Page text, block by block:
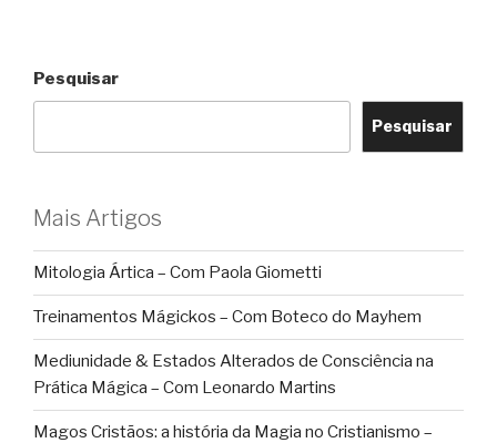
Pesquisar
Pesquisar
Mais Artigos
Mitologia Ártica – Com Paola Giometti
Treinamentos Mágickos – Com Boteco do Mayhem
Mediunidade & Estados Alterados de Consciência na
Prática Mágica – Com Leonardo Martins
Magos Cristãos: a história da Magia no Cristianismo –